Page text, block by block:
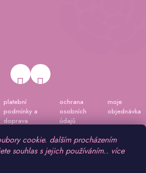
cookie. dalším procházením
souhlas s jejich používáním.. více
platební
podmínky a
doprava
ochrana
osobních
údajů
moje
objednávka